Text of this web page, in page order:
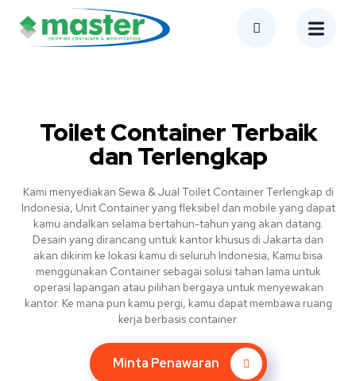
Toilet Container Terbaik
dan Terlengkap
Kami menyediakan Sewa & Jual Toilet Container Terlengkap di
Indonesia, Unit Container yang fleksibel dan mobile yang dapat
kamu andalkan selama bertahun-tahun yang akan datang.
Desain yang dirancang untuk kantor khusus di Jakarta dan
akan dikirim ke lokasi kamu di seluruh Indonesia, Kamu bisa
menggunakan Container sebagai solusi tahan lama untuk
operasi lapangan atau pilihan bergaya untuk menyewakan
kantor. Ke mana pun kamu pergi, kamu dapat membawa ruang
kerja berbasis container.
Minta Penawaran